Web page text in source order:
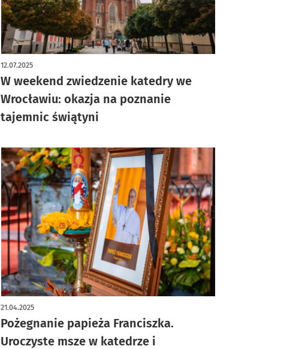
W weekend zwiedzenie katedry we
Wrocławiu: okazja na poznanie
tajemnic świątyni
12.07.2025
Pożegnanie papieża Franciszka.
Uroczyste msze w katedrze i
21.04.2025